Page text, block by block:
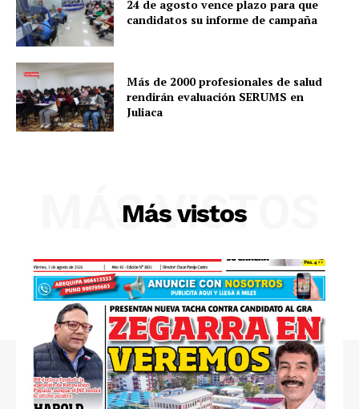
SUSCRIBETE
24 de agosto vence plazo para que
candidatos su informe de campaña
Más de 2000 profesionales de salud
rendirán evaluación SERUMS en
Juliaca
Más vistos
MÁS VISTOS